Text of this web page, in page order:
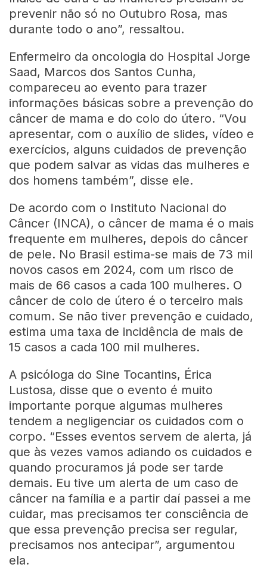
prevenir não só no Outubro Rosa, mas
durante todo o ano”, ressaltou.
Enfermeiro da oncologia do Hospital Jorge
Saad, Marcos dos Santos Cunha,
compareceu ao evento para trazer
informações básicas sobre a prevenção do
câncer de mama e do colo do útero. “Vou
apresentar, com o auxílio de slides, vídeo e
exercícios, alguns cuidados de prevenção
que podem salvar as vidas das mulheres e
dos homens também”, disse ele.
De acordo com o Instituto Nacional do
Câncer (INCA), o câncer de mama é o mais
frequente em mulheres, depois do câncer
de pele. No Brasil estima-se mais de 73 mil
novos casos em 2024, com um risco de
mais de 66 casos a cada 100 mulheres. O
câncer de colo de útero é o terceiro mais
comum. Se não tiver prevenção e cuidado,
estima uma taxa de incidência de mais de
15 casos a cada 100 mil mulheres.
A psicóloga do Sine Tocantins, Érica
Lustosa, disse que o evento é muito
importante porque algumas mulheres
tendem a negligenciar os cuidados com o
corpo. “Esses eventos servem de alerta, já
que às vezes vamos adiando os cuidados e
quando procuramos já pode ser tarde
demais. Eu tive um alerta de um caso de
câncer na família e a partir daí passei a me
cuidar, mas precisamos ter consciência de
que essa prevenção precisa ser regular,
precisamos nos antecipar”, argumentou
ela.